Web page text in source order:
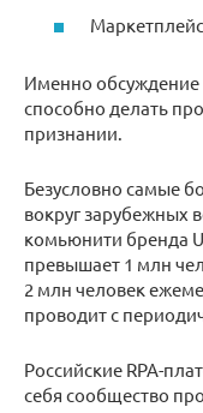
Именно
способно делать
признании.
Безусловно самые
вокруг зарубежных
комьюнити бренда
превышает 1 млн
2 млн человек
проводит с
Российские RPA-
себя сообщество